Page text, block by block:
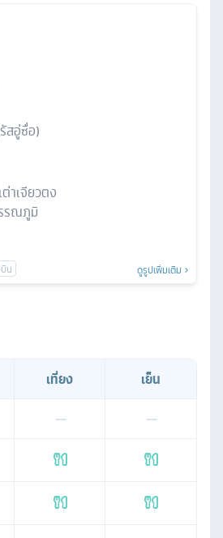
สอู่ซื่อ)
าเจียวตง
รณภูมิ
ดูรูปเพิ่มเติม
เที่ยง
เย็น
—
—